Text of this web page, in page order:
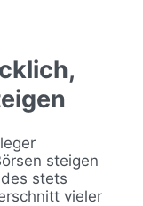
steigen
stets
vieler